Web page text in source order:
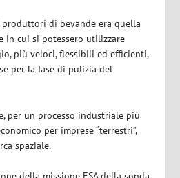
produttori di bevande era quella
in cui si potessero utilizzare
più veloci, flessibili ed efficienti,
per la fase di pulizia del
per un processo industriale più
per imprese “terrestri”,
spaziale.